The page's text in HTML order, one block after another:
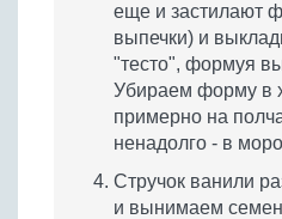
еще и застилают
выпечки) и
"тесто", формуя
Убираем форму в
примерно на
ненадолго - в
Стручок ванили
и вынимаем